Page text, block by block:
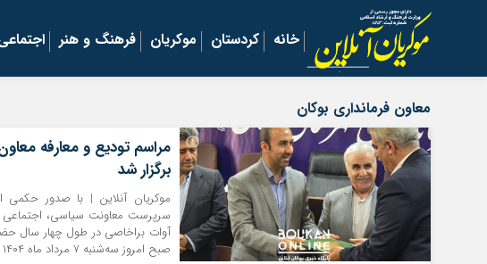
خانه کردستان موکریان فرهنگ و هنر
معاون فرمانداری بوکان
مراسم تودیع و معارفه
برگزار شد
موکریان آنلاین | با صدور حکمی
سرپرست معاونت سیاسی، اجتماعی
آوات براخاصی در طول چهار سال
صبح امروز سه‌شنبه ۷ مرداد ماه ۱۴۰۴ با […]